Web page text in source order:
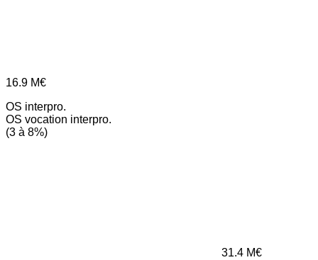
16.9 M€
OS interpro.
OS vocation interpro.
(3 à 8%)
31.4 M€